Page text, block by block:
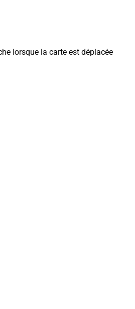
lorsque la carte est déplacée